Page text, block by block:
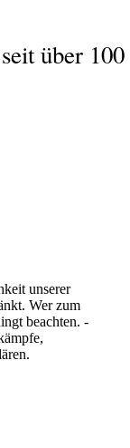
über 100
unserer
Wer zum
beachten. -